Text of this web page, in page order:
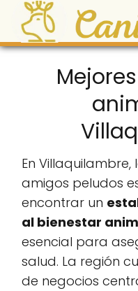
En
amigos peludos
encontrar un
al bienestar
esencial para
salud. La región
de negocios